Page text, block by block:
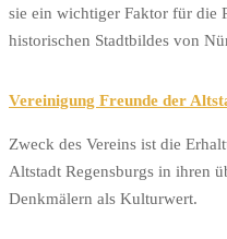
sie ein wichtiger Faktor für die
historischen Stadtbildes von
Vereinigung Freunde der
Zweck des Vereins ist die
Altstadt Regensburgs in ihren
Denkmälern als Kulturwert.